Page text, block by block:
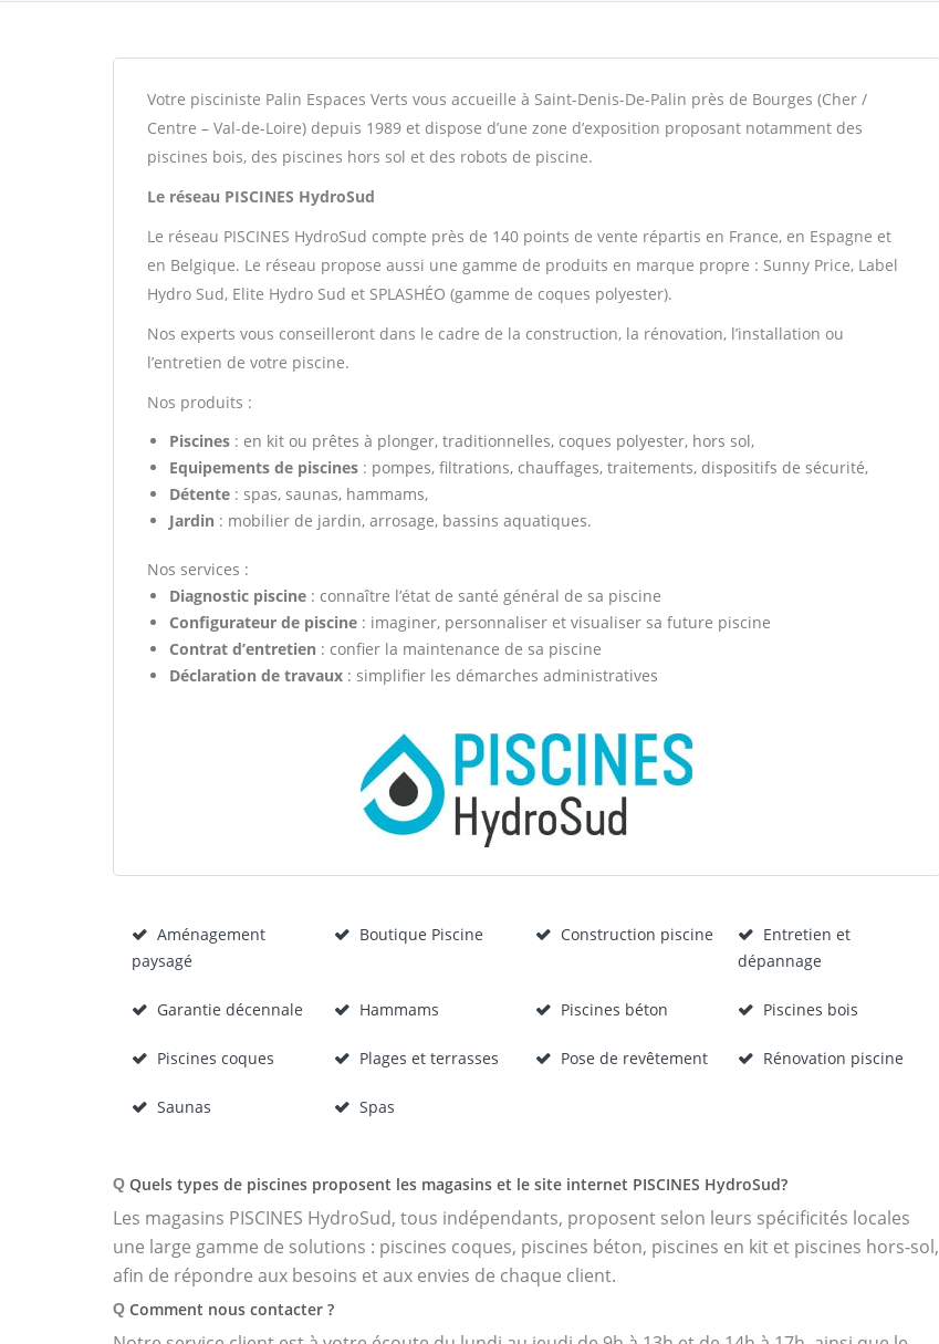
Votre pisciniste Palin Espaces Verts vous accueille à Saint-Denis-De-Palin près de Bourges (Cher /
Centre – Val-de-Loire) depuis 1989 et dispose d’une zone d’exposition proposant notamment des
piscines bois, des piscines hors sol et des robots de piscine.
Le réseau PISCINES HydroSud
Le réseau PISCINES HydroSud compte près de 140 points de vente répartis en France, en Espagne et
en Belgique. Le réseau propose aussi une gamme de produits en marque propre : Sunny Price, Label
Hydro Sud, Elite Hydro Sud et SPLASHÉO (gamme de coques polyester).
Nos experts vous conseilleront dans le cadre de la construction, la rénovation, l’installation ou
l’entretien de votre piscine.
Nos produits :
Piscines : en kit ou prêtes à plonger, traditionnelles, coques polyester, hors sol,
Equipements de piscines : pompes, filtrations, chauffages, traitements, dispositifs de sécurité,
Détente : spas, saunas, hammams,
Jardin : mobilier de jardin, arrosage, bassins aquatiques.
Nos services :
Diagnostic piscine : connaître l’état de santé général de sa piscine
Configurateur de piscine : imaginer, personnaliser et visualiser sa future piscine
Contrat d’entretien : confier la maintenance de sa piscine
Déclaration de travaux : simplifier les démarches administratives
Aménagement
paysagé
Boutique Piscine Construction piscine
Entretien et
dépannage
Garantie décennale Hammams Piscines béton Piscines bois
Piscines coques Plages et terrasses Pose de revêtement Rénovation piscine
Saunas Spas
Q Quels types de piscines proposent les magasins et le site internet PISCINES HydroSud?
Les magasins PISCINES HydroSud, tous indépendants, proposent selon leurs spécificités locales
une large gamme de solutions : piscines coques, piscines béton, piscines en kit et piscines hors-sol,
afin de répondre aux besoins et aux envies de chaque client.
Q Comment nous contacter ?